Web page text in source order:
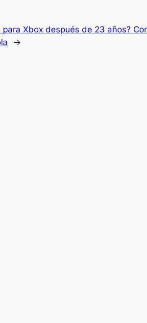
para Xbox después de 23 años?
→